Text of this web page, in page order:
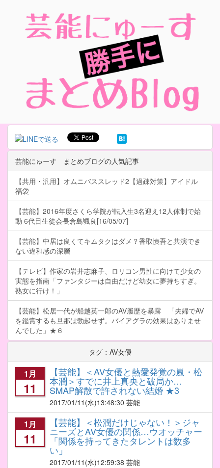
芸能にゅーす まとめブログの人気記事
【共用・汎用】オムニバススレッド2【過疎対策】アイドル
福袋
【芸能】2016年度さくら学院が転入生3名迎え12人体制で始
動 6代目生徒会長倉島颯良[16/05/07]
【芸能】中居は良くてキムタクはダメ？香取慎吾と共演でき
ない違和感の深層
【テレビ】作家の岩井志麻子、ロリコン男性に向けて少女の
実態を指南「ファンタジーは自由だけど幼女に夢持ちすぎ。
熟女に行け！」
【芸能】松居一代が船越英一郎のAV履歴を暴露 「夫婦でAV
を鑑賞するも旦那は勃起せず。バイアグラの効果はありませ
んでした」★６
タグ：AV女優
1月
11
【芸能】＜AV女優と熱愛発覚の嵐・松
本潤＞すでに井上真央と破局か…
SMAP解散で許されない結婚 ★3
2017/01/11 (水)13:48:30 芸能
1月
11
【芸能】＜松潤だけじゃない！＞ジャ
ニーズとAV女優の関係…ウオッチャー
「関係を持ってきたタレントは数多
い」
2017/01/11 (水)12:59:38 芸能